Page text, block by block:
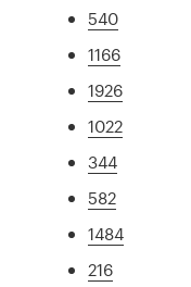
540
1166
1926
1022
344
582
1484
216